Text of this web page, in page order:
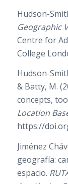
Hudson-
Geographic
Centre for
College
Hudson-
& Batty, M.
concepts,
Location
https://
Jiménez
geografía:
espacio.